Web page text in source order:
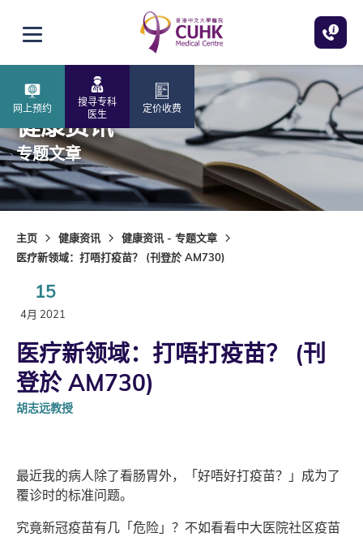
打开选单
网上预约
搜寻专科
医生
定价收费
健康资讯
专题文章
主页 健康资讯
健康资讯 - 专题文章
医疗新领域：打唔打疫苗？ (刊登於 AM730)
15
4月 2021
医疗新领域：打唔打疫苗？ (刊
登於 AM730)
胡志远教授
最近我的病人除了看肠胃外，「好唔好打疫苗？」成为了
覆诊时的标准问题。
究竟新冠疫苗有几「危险」？不如看看中大医院社区疫苗